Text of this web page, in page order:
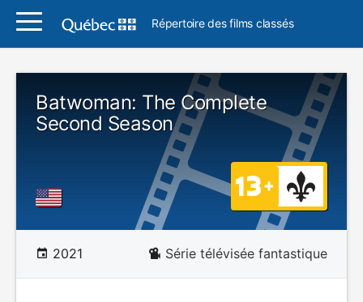
Répertoire des films classés
Batwoman: The Complete
Second Season
2021 Série télévisée fantastique